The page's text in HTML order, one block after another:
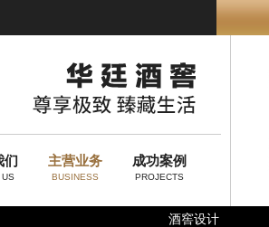
们
US
主营业务
BUSINESS
成功案例
PROJECTS
酒窖设计